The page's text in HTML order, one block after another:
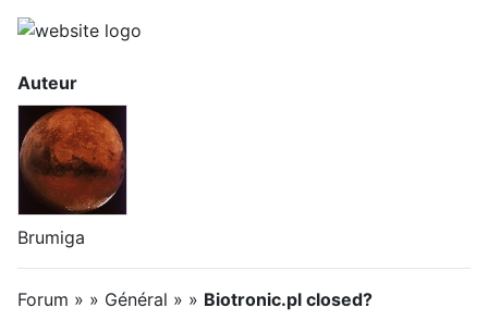
Auteur
Brumiga
Forum » » Général » » Biotronic.pl closed?